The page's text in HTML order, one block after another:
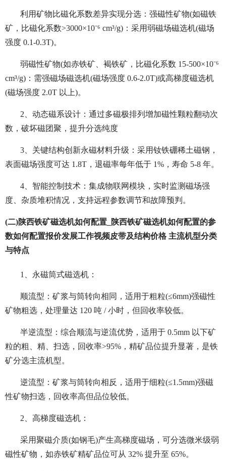
利用矿物比磁化系数差异实现分选： 强磁性矿物(如磁铁
矿，比磁化系数>3000×10⁻⁶ cm³/g)：采用弱磁场磁选机(磁场
强度 0.1-0.3T)。
弱磁性矿物(如赤铁矿、褐铁矿，比磁化系数 15-500×10⁻⁶
cm³/g)：需强磁场磁选机(磁场强度 0.6-2.0T)或高梯度磁选机
(磁场强度 2.0T 以上)。
2、动态磁系设计：通过多磁极排列增加磁性颗粒翻动次
数，破坏磁团聚，提升分选纯度
3、关键结构创新永磁材料升级：采用钕铁硼稀土磁钢，
表面磁场强度可达 1.8T，退磁率每年低于 1%，寿命 5-8 年。
4、智能控制技术：集成物联网模块，实时监测磁场强
度、杂质堆积情况，支持远程参数调节和故障预判。
(二)陕西铁矿磁选机如何配置_陕西铁矿磁选机如何配置的参
数如何配置报价发展工作视频皮带及结构价格 主流机型分类
与特点
1、永磁筒式磁选机：
顺流型：矿浆与筒转向相同，适用于粗粒(≤6mm)强磁性
矿物粗选，处理量达 120 吨 / 小时，但回收率较低。
半逆流型：综合顺流与逆流优势，适用于 0.5mm 以下矿
粒的粗、精、扫选，回收率>95%，精矿品位提升显著，是铁
矿分选主流机型。
逆流型：矿浆与筒转向相反，适用于细粒(≤1.5mm)强磁
性矿物扫选，回收率高但品位较低。
2、高梯度磁选机：
采用聚磁介质(如钢毛)产生高梯度磁场，可分选微米级弱
磁性矿物，如赤铁矿精矿品位可从 32% 提升至 65%。